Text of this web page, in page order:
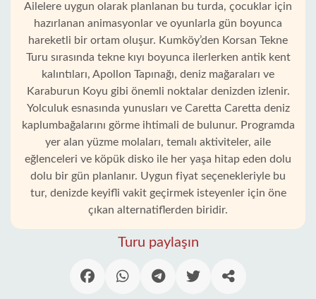
Ailelere uygun olarak planlanan bu turda, çocuklar için
hazırlanan animasyonlar ve oyunlarla gün boyunca
hareketli bir ortam oluşur. Kumköy’den Korsan Tekne
Turu sırasında tekne kıyı boyunca ilerlerken antik kent
kalıntıları, Apollon Tapınağı, deniz mağaraları ve
Karaburun Koyu gibi önemli noktalar denizden izlenir.
Yolculuk esnasında yunusları ve Caretta Caretta deniz
kaplumbağalarını görme ihtimali de bulunur. Programda
yer alan yüzme molaları, temalı aktiviteler, aile
eğlenceleri ve köpük disko ile her yaşa hitap eden dolu
dolu bir gün planlanır. Uygun fiyat seçenekleriyle bu
tur, denizde keyifli vakit geçirmek isteyenler için öne
çıkan alternatiflerden biridir.
Turu paylaşın